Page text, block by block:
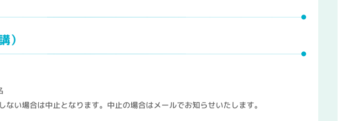
）
い場合は中止となります。中止の場合はメールでお知らせいたします。